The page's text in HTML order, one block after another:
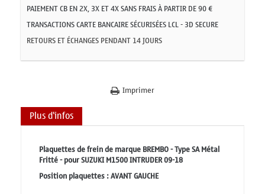
PAIEMENT CB EN 2X, 3X ET 4X SANS FRAIS À PARTIR DE 90 €
TRANSACTIONS CARTE BANCAIRE SÉCURISÉES LCL - 3D SECURE
RETOURS ET ÉCHANGES PENDANT 14 JOURS
Imprimer
Plus d'infos
Plaquettes de frein de marque BREMBO - Type SA Métal
Fritté - pour SUZUKI M1500 INTRUDER 09-18
Position plaquettes : AVANT GAUCHE